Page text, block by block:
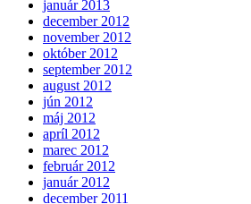
január 2013
december 2012
november 2012
október 2012
september 2012
august 2012
jún 2012
máj 2012
apríl 2012
marec 2012
február 2012
január 2012
december 2011